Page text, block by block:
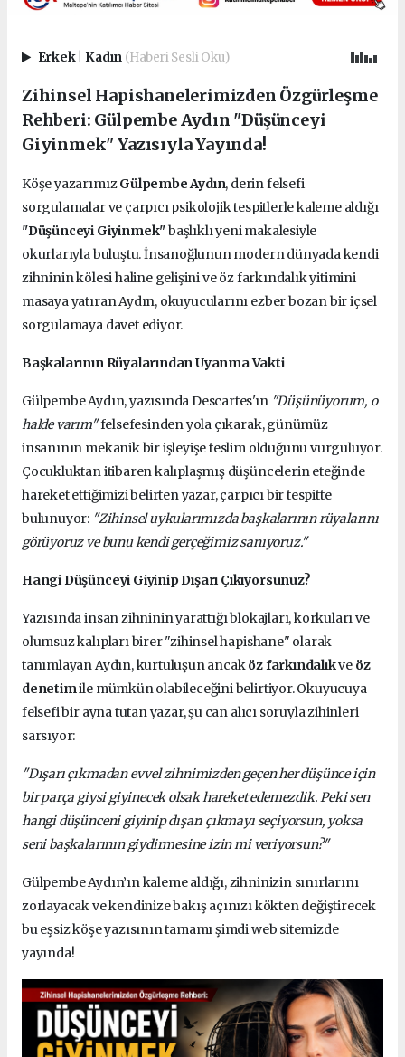
Erkek Kadın (Haberi Sesli Oku)
Zihinsel Hapishanelerimizden Özgürleşme
Rehberi: Gülpembe Aydın "Düşünceyi
Giyinmek" Yazısıyla Yayında!
Köşe yazarımızGülpembe Aydın, derin felsefi
sorgulamalar ve çarpıcı psikolojik tespitlerle kaleme aldığı
"Düşünceyi Giyinmek"başlıklı yeni makalesiyle
okurlarıyla buluştu. İnsanoğlunun modern dünyada kendi
zihninin kölesi haline gelişini ve öz farkındalık yitimini
masaya yatıran Aydın, okuyucularını ezber bozan bir içsel
sorgulamaya davet ediyor.
Başkalarının Rüyalarından Uyanma Vakti
Gülpembe Aydın, yazısında Descartes'ın "Düşünüyorum, o
halde varım"felsefesinden yola çıkarak, günümüz
insanının mekanik bir işleyişe teslim olduğunu vurguluyor.
Çocukluktan itibaren kalıplaşmış düşüncelerin eteğinde
hareket ettiğimizi belirten yazar, çarpıcı bir tespitte
bulunuyor: "Zihinsel uykularımızda başkalarının rüyalarını
görüyoruz ve bunu kendi gerçeğimiz sanıyoruz."
Hangi Düşünceyi Giyinip Dışarı Çıkıyorsunuz?
Yazısında insan zihninin yarattığı blokajları, korkuları ve
olumsuz kalıpları birer "zihinsel hapishane" olarak
tanımlayan Aydın, kurtuluşun ancaköz farkındalıkve öz
denetimile mümkün olabileceğini belirtiyor. Okuyucuya
felsefi bir ayna tutan yazar, şu can alıcı soruyla zihinleri
sarsıyor:
"Dışarı çıkmadan evvel zihnimizden geçen her düşünce için
bir parça giysi giyinecek olsak hareket edemezdik. Peki sen
hangi düşünceni giyinip dışarı çıkmayı seçiyorsun, yoksa
seni başkalarının giydirmesine izin mi veriyorsun?"
Gülpembe Aydın’ın kaleme aldığı, zihninizin sınırlarını
zorlayacak ve kendinize bakış açınızı kökten değiştirecek
bu eşsiz köşe yazısının tamamı şimdi web sitemizde
yayında!